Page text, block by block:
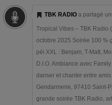
TBK RADIO a partagé
Tropical Vibes – TBK Radio
octobre 2025 Soirée 100 %
péi XXL : Benjam, T-Matt,
D.I.O. Ambiance avec
danser et chanter entre
Gendarmerie, 97410 Saint-
grande soirée TBK Radio,